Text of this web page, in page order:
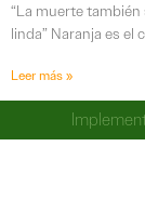
“La muerte
linda” Naranja es el
Leer más »